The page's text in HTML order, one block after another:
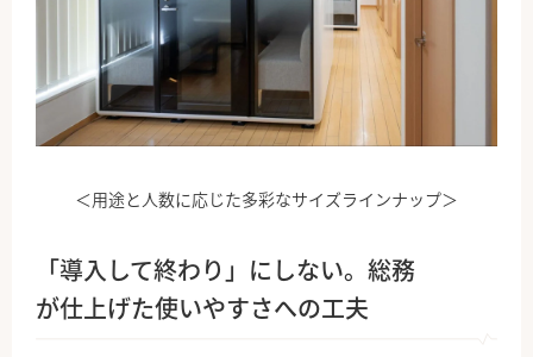
＜用途と人数に応じた多彩なサイズラインナップ＞
「導入して終わり」にしない。総務
が仕上げた使いやすさへの工夫